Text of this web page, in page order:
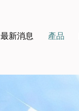
最新消息 產品